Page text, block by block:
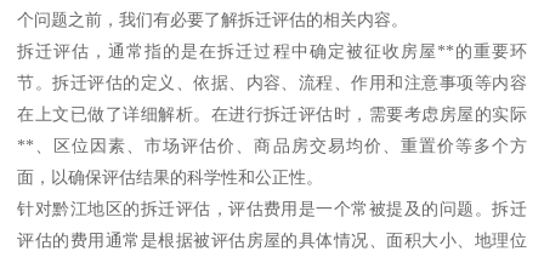
个问题之前，我们有必要了解拆迁评估的相关内容。
拆迁评估，通常指的是在拆迁过程中确定被征收房屋**的重要环
节。拆迁评估的定义、依据、内容、流程、作用和注意事项等内容
在上文已做了详细解析。在进行拆迁评估时，需要考虑房屋的实际
**、区位因素、市场评估价、商品房交易均价、重置价等多个方
面，以确保评估结果的科学性和公正性。
针对黔江地区的拆迁评估，评估费用是一个常被提及的问题。拆迁
评估的费用通常是根据被评估房屋的具体情况、面积大小、地理位